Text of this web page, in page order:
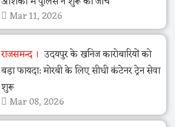
Mar 11, 2026
राजसमन्द
उदयपुर के खनिज कारोबारियों को
बड़ा फायदा: मोरबी के लिए सीधी कंटेनर ट्रेन सेवा
शुरू
Mar 08, 2026